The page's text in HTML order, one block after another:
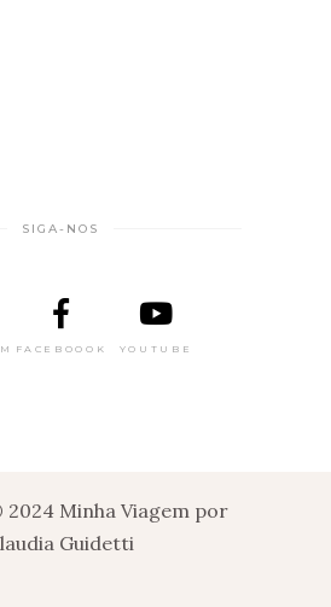
SIGA-NOS
FACEBOOOK YOUTUBE
Minha Viagem por
Guidetti